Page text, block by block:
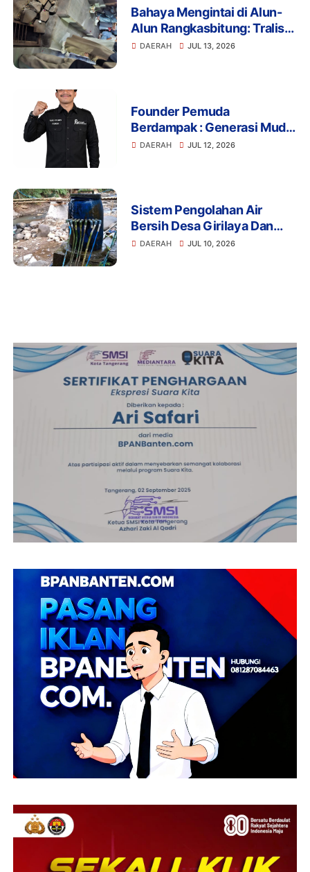
Bahaya Mengintai di Alun-
Alun Rangkasbitung: Tralis
Drainase Rusak Picu Banyak
DAERAH JUL 13, 2026
Founder Pemuda
Berdampak : Generasi Muda
Mengapresiasi Komitmen
DAERAH JUL 12, 2026
Sistem Pengolahan Air
Bersih Desa Girilaya Dan
Desa Jayapura Cipanas
DAERAH JUL 10, 2026